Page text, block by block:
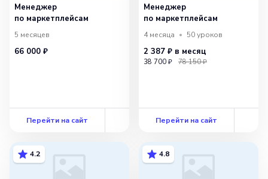
Менеджер
по маркетплейсам
5 месяцев
66 000 ₽
Перейти на сайт
Менеджер
по маркетплейсам
4 месяца 50уроков
2 387 ₽ в месяц
38 700 ₽ 78 150 ₽
Перейти на сайт
4.2 4.8